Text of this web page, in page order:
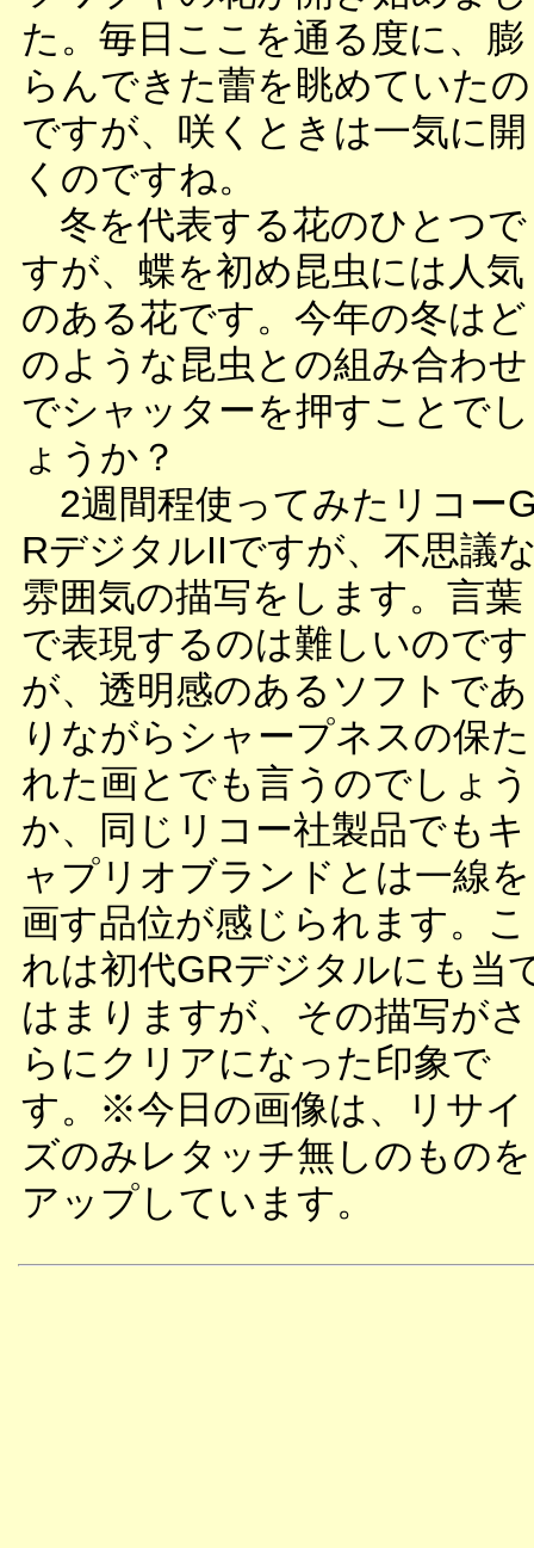
た。毎日ここを通る度に、膨
らんできた蕾を眺めていたの
ですが、咲くときは一気に開
くのですね。
冬を代表する花のひとつで
すが、蝶を初め昆虫には人気
のある花です。今年の冬はど
のような昆虫との組み合わせ
でシャッターを押すことでし
ょうか？
2週間程使ってみたリコー
RデジタルIIですが、不思議
雰囲気の描写をします。言葉
で表現するのは難しいのです
が、透明感のあるソフトであ
りながらシャープネスの保た
れた画とでも言うのでしょう
か、同じリコー社製品でもキ
ャプリオブランドとは一線を
画す品位が感じられます。こ
れは初代GRデジタルにも当
はまりますが、その描写がさ
らにクリアになった印象で
す。※今日の画像は、リサイ
ズのみレタッチ無しのものを
アップしています。